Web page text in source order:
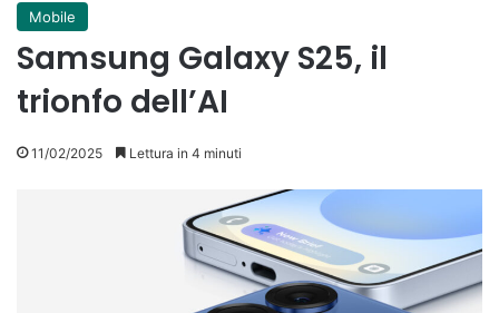
Mobile
Samsung Galaxy S25, il
trionfo dell’AI
11/02/2025 Lettura in 4 minuti